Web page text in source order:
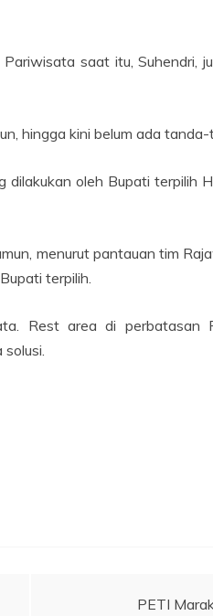
saat itu, Suhendri,
hingga kini belum ada
dilakukan oleh Bupati terpilih
menurut pantauan tim
terpilih.
Rest area di perbatasan
PETI